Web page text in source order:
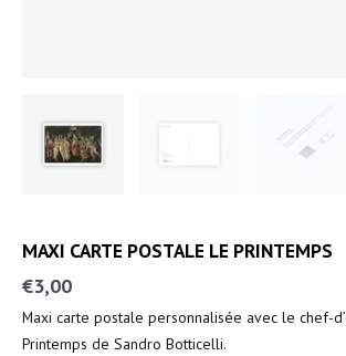
MAXI CARTE POSTALE LE PRINTEMPS
€3,00
Maxi carte postale personnalisée avec le chef-
Printemps de Sandro Botticelli.